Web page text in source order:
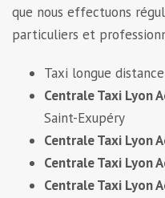
que nous effectuons
particuliers et
Taxi longue
Centrale Taxi Lyon
Saint-Exupéry
Centrale Taxi Lyon
Centrale Taxi Lyon
Centrale Taxi Lyon